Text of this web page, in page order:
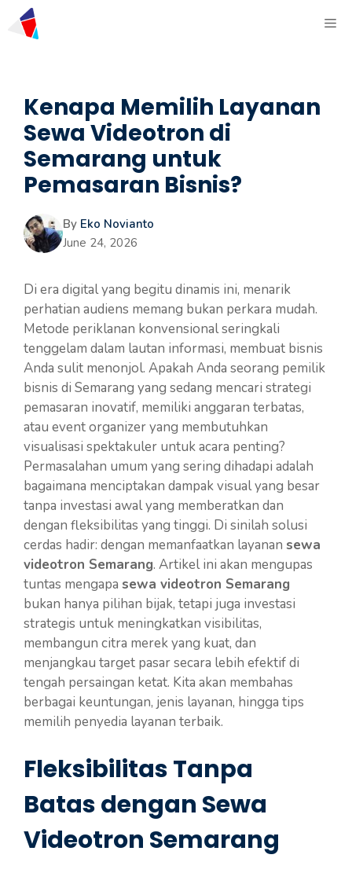
Kenapa Memilih Layanan
Sewa Videotron di
Semarang untuk
Pemasaran Bisnis?
By Eko Novianto
June 24, 2026
Di era digital yang begitu dinamis ini, menarik
perhatian audiens memang bukan perkara mudah.
Metode periklanan konvensional seringkali
tenggelam dalam lautan informasi, membuat bisnis
Anda sulit menonjol. Apakah Anda seorang pemilik
bisnis di Semarang yang sedang mencari strategi
pemasaran inovatif, memiliki anggaran terbatas,
atau event organizer yang membutuhkan
visualisasi spektakuler untuk acara penting?
Permasalahan umum yang sering dihadapi adalah
bagaimana menciptakan dampak visual yang besar
tanpa investasi awal yang memberatkan dan
dengan fleksibilitas yang tinggi. Di sinilah solusi
cerdas hadir: dengan memanfaatkan layanan sewa
videotron Semarang. Artikel ini akan mengupas
tuntas mengapa sewa videotron Semarang
bukan hanya pilihan bijak, tetapi juga investasi
strategis untuk meningkatkan visibilitas,
membangun citra merek yang kuat, dan
menjangkau target pasar secara lebih efektif di
tengah persaingan ketat. Kita akan membahas
berbagai keuntungan, jenis layanan, hingga tips
memilih penyedia layanan terbaik.
Fleksibilitas Tanpa
Batas dengan Sewa
Videotron Semarang